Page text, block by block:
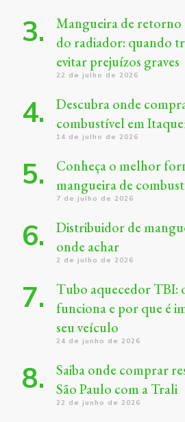
Mangueira de retorno
do radiador: quando
evitar prejuízos graves
22 de julho de 2026
Descubra onde
combustível em
14 de julho de 2026
Conheça o melhor
mangueira de
7 de julho de 2026
Distribuidor de
onde achar
2 de julho de 2026
Tubo aquecedor TBI:
funciona e por que é
seu veículo
24 de junho de 2026
Saiba onde comprar
São Paulo com a Trali
22 de junho de 2026